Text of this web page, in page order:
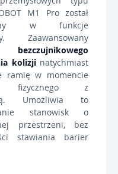
M1 Pro został
w funkcje
kolizji natychmiast
ramię w momencie
fizycznego z
Umożliwia to
stanowisk o
przestrzeni, bez
stawiania barier